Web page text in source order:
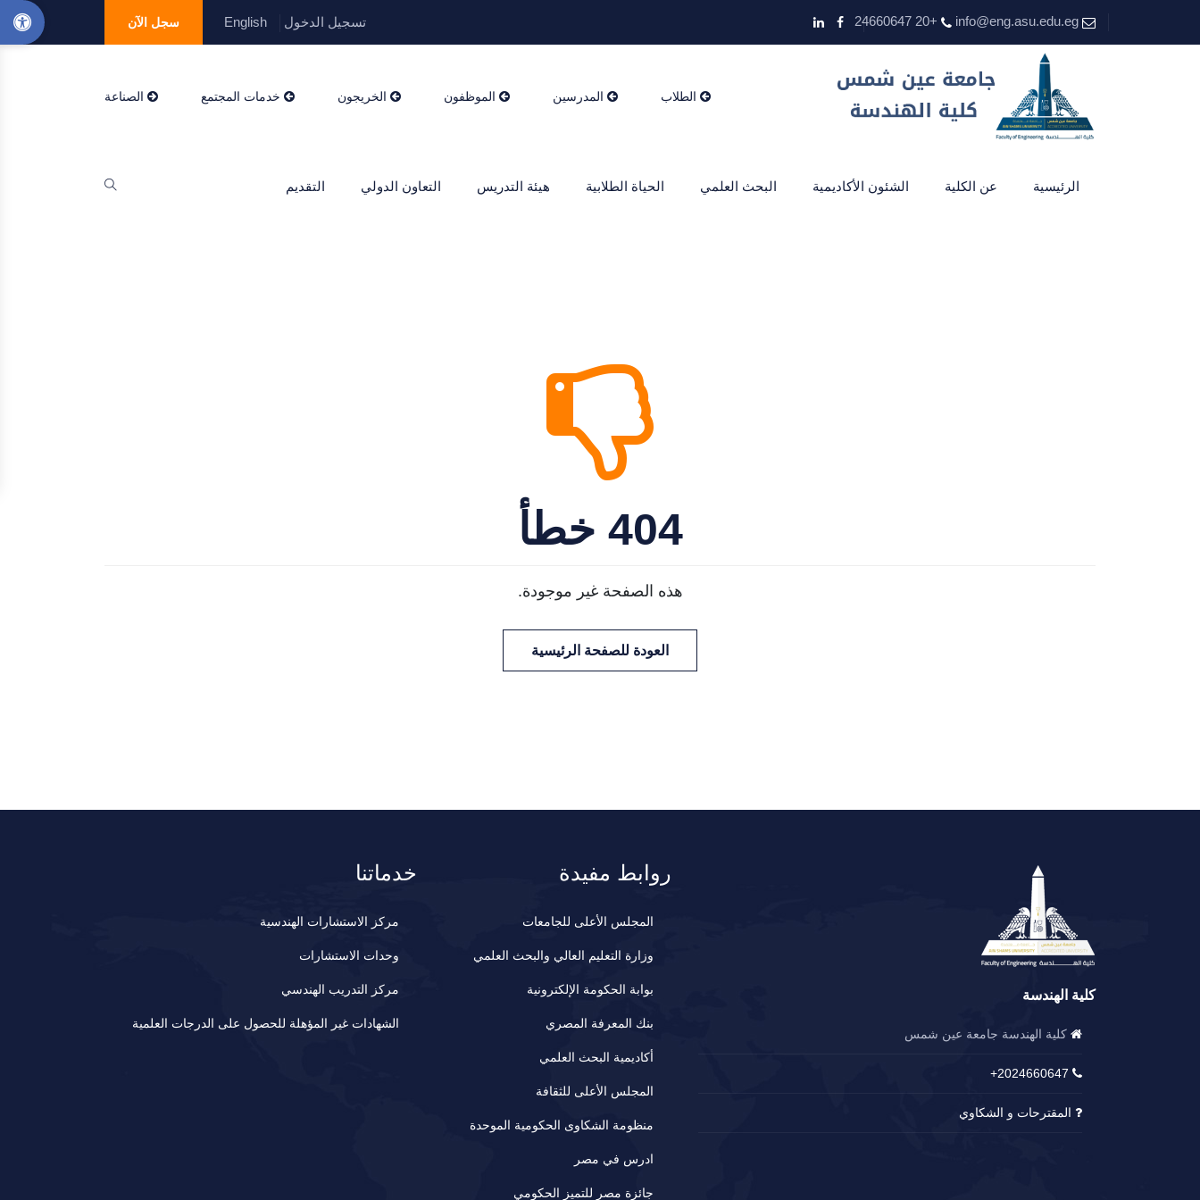
info@eng.asu.edu.eg
+20 24660647 تسجيل الدخول English سجل الآن
الطلاب المدرسين الموظفون الخريجون خدمات المجتمع الصناعة
الرئيسية عن الكلية الشئون الأكاديمية البحث العلمي الحياة الطلابية هيئة التدريس التعاون الدولي التقديم
404 خطأ
هذه الصفحة غير موجودة.
العودة للصفحة الرئيسية
كلية الهندسة
كلية الهندسة جامعة عين شمس
2024660647+
المقترحات و الشكاوي
روابط مفيدة
المجلس الأعلى للجامعات
وزارة التعليم العالي والبحث العلمي
بوابة الحكومة الإلكترونية
بنك المعرفة المصري
أكاديمية البحث العلمي
المجلس الأعلى للثقافة
منظومة الشكاوى الحكومية الموحدة
ادرس في مصر
جائزة مصر للتميز الحكومي
خدماتنا
مركز الاستشارات الهندسية
وحدات الاستشارات
مركز التدريب الهندسي
الشهادات غير المؤهلة للحصول على الدرجات العلمية